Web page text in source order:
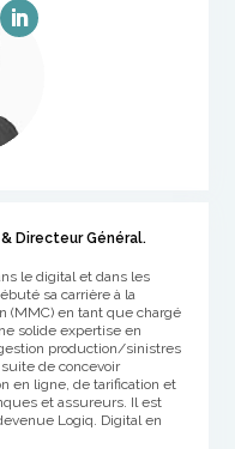
Directeur Général.
le digital et dans les
sa carrière à la
(MMC) en tant que chargé
solide expertise en
production/sinistres
de concevoir
en ligne, de tarification et
et assureurs. Il est
Logiq. Digital en